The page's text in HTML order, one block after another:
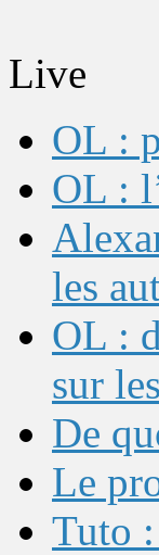
Live
OL :
OL :
les
OL :
sur
De
Le
Tuto